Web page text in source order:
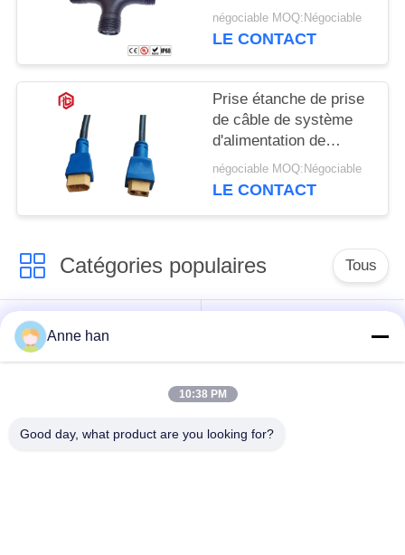
vis 3 type de 4 bornes
T
négociable MOQ:Négociable
LE CONTACT
Prise étanche de prise
de câble de système
d'alimentation de
remplissage de
connecteur d'IP68
négociable MOQ:Négociable
LE CONTACT
Catégories populaires Tous
Connecteur circulaire
imperméable
basse tension
imperméable de
Support de la lampe
Anne han
10:38 PM
Good day, what product are you looking for?